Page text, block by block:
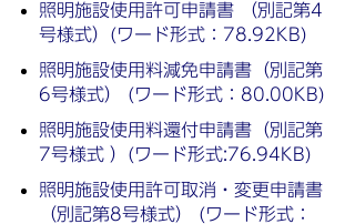
照明施設使用許可申請書 （別記第4
号様式）(ワード形式：78.92KB)
照明施設使用料減免申請書（別記第
6号様式） (ワード形式：80.00KB)
照明施設使用料還付申請書（別記第
7号様式 ）(ワード形式:76.94KB)
照明施設使用許可取消・変更申請書
（別記第8号様式） (ワード形式：